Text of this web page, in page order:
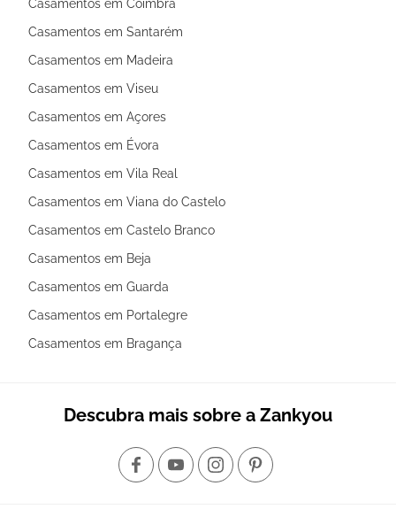
Casamentos em Coimbra
Casamentos em Santarém
Casamentos em Madeira
Casamentos em Viseu
Casamentos em Açores
Casamentos em Évora
Casamentos em Vila Real
Casamentos em Viana do Castelo
Casamentos em Castelo Branco
Casamentos em Beja
Casamentos em Guarda
Casamentos em Portalegre
Casamentos em Bragança
Descubra mais sobre a Zankyou